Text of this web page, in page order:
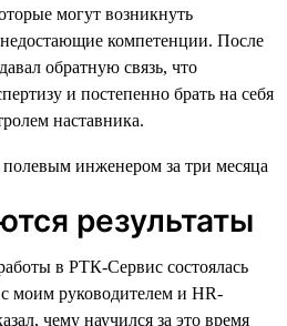
могут возникнуть
компетенции. После
обратную связь, что
и постепенно брать на себя
наставника.
результаты
в РТК-Сервис состоялась
с моим руководителем и HR-
чему научился за это время